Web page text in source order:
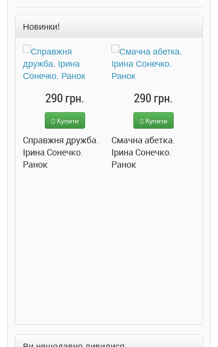
Новинки!
290 грн.
Купити
Справжня дружба.
Ірина Сонечко.
Ранок
290 грн.
Купити
Смачна абетка.
Ірина Сонечко.
Ранок